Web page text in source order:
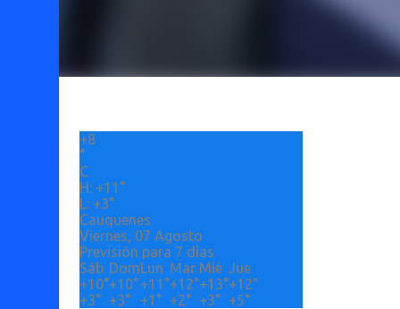
+8
°
C
H: +11°
L: +3°
Cauquenes
Viernes, 07 Agosto
Previsión para 7 días
Sáb DomLun Mar Mié Jue
+10°+10°+11°+12°+13°+12°
+3° +3° +1° +2° +3° +5°